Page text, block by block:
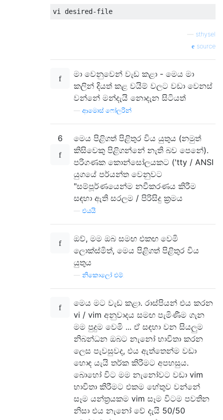
sthysel
source
මා වෙනුවෙන් වැඩ කළා - මෙය මා
කලින් දියත් කළ වයිම් වලට වඩා වෙනස්
වන්නේ මන්දැයි නොදැන සිටියත්
ආමොස් ෆෝලරින්
6
මෙය පිළිගත් පිළිතුර විය යුතුය (නමුත්
කිසිවෙකු පිළිගන්නේ නැති බව පෙනේ).
පරිගණක කොන්සෝලයකට ('tty / ANSI
යුගයේ පර්යන්ත වෙනුවට
"සම්පූර්ණයෙන්ම නවීකරණය කිරීම
සඳහා ඇති සරලම / පිරිසිදු ක්‍රමය
එයයි
ඔව්, මම ඔබ සමඟ එකඟ වෙමි
ලොක්ස්මිත්, මෙය පිළිගත් පිළිතුර විය
යුතුය
නිකොලෝ එම්.
මෙය මට වැඩ කළා. රාස්පියන් එය කරන
vi / vim අනුවාදය සමඟ පැමිණීම ගැන
මම පුදුම වෙමි ... ඒ සඳහා වන සියලුම
නිබන්ධන ඔබට නැනෝ භාවිතා කරන
ලෙස පැවසුවද, එය ඇත්තෙන්ම වඩා
හොඳ යැයි තර්ක කිරීමට අපහසුය.
බොහෝ විට මම නැනෝවට වඩා vim
භාවිතා කිරීමට එකම හේතුව වන්නේ
සෑම යන්ත්‍රයකම vim සෑම විටම පවතින
නිසා එය නැනෝ වේ දැයි 50/50